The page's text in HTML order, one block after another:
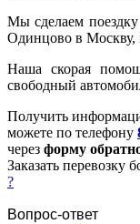
Мы сделаем
Одинцово в Москву,
Наша скорая
свободный
Получить
можете по телефону
через форму
Заказать перевозку
?
Вопрос-ответ